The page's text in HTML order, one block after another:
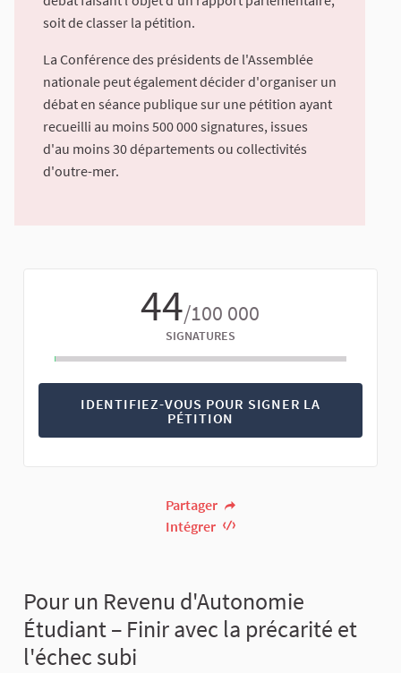
soit de classer la pétition.
La Conférence des présidents de l'Assemblée
nationale peut également décider d'organiser un
débat en séance publique sur une pétition ayant
recueilli au moins 500 000 signatures, issues
d'au moins 30 départements ou collectivités
d'outre-mer.
44/100 000
SIGNATURES
IDENTIFIEZ-VOUS POUR SIGNER LA
PÉTITION
Partager
Intégrer
Pour un Revenu d'Autonomie
Étudiant – Finir avec la précarité et
l'échec subi